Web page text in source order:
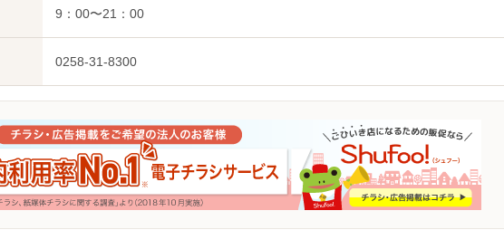
9：00〜21：00
0258-31-8300